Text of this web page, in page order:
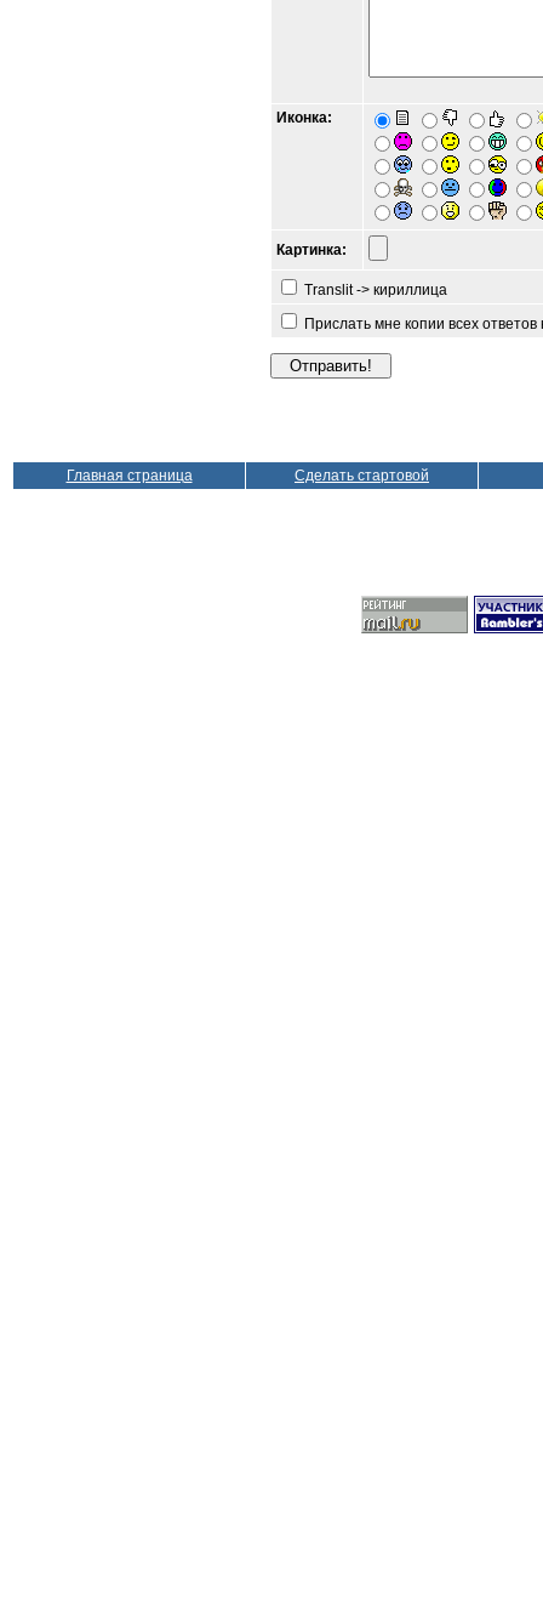
Иконка:
Картинка:
Translit -> кириллица
Прислать мне копии всех
Главная страница Сделать стартовой